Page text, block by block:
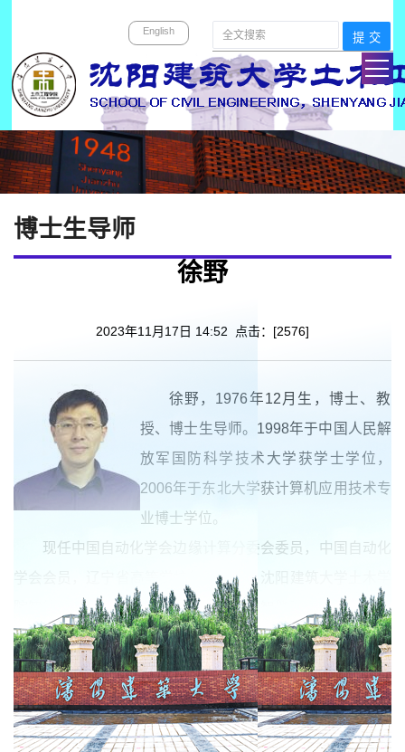
English
徐野
2023年11月17日 14:52 点击：[2576]
徐野， 1976年12 月生，博士、教
授、博士生导师。 1998年于中国人民解
放军国防科学技术大学获学士学位，
2006年于东北大学获计算机应用技术专
业博士学位。
现任中国自动化学会边缘计算分委会委员，中国自动化
学会会员，辽宁省高等学校优秀人才，沈阳建筑大学土木学
院智能建造教研室主任，沈阳建筑大学智能建造与机器人方
向带头人。作为项目负责人，主持国家自然科学基金面上项
目1项、市级重点科技平台项目1项，省市基金项目10项，
50万元以上横向课题多项；作为主要完成人，参与承担国家
863基金、省部各类基金项目等项目多项。
博士生导师